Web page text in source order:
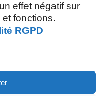
effet négatif sur
fonctions.
RGPD